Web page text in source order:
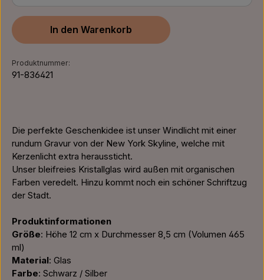
In den Warenkorb
Produktnummer:
91-836421
Die perfekte Geschenkidee ist unser Windlicht mit einer
rundum Gravur von der New York Skyline, welche mit
Kerzenlicht extra heraussticht.
Unser bleifreies Kristallglas wird außen mit organischen
Farben veredelt. Hinzu kommt noch ein schöner Schriftzug
der Stadt.
Produktinformationen
Größe: Höhe 12 cm x Durchmesser 8,5 cm (Volumen 465
ml)
Material: Glas
Farbe: Schwarz / Silber